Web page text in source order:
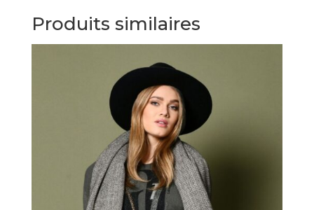
Produits similaires